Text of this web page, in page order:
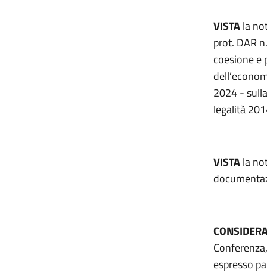
VISTAla
prot. DAR
coesione e
2024 -
legalità
VISTAla
espresso